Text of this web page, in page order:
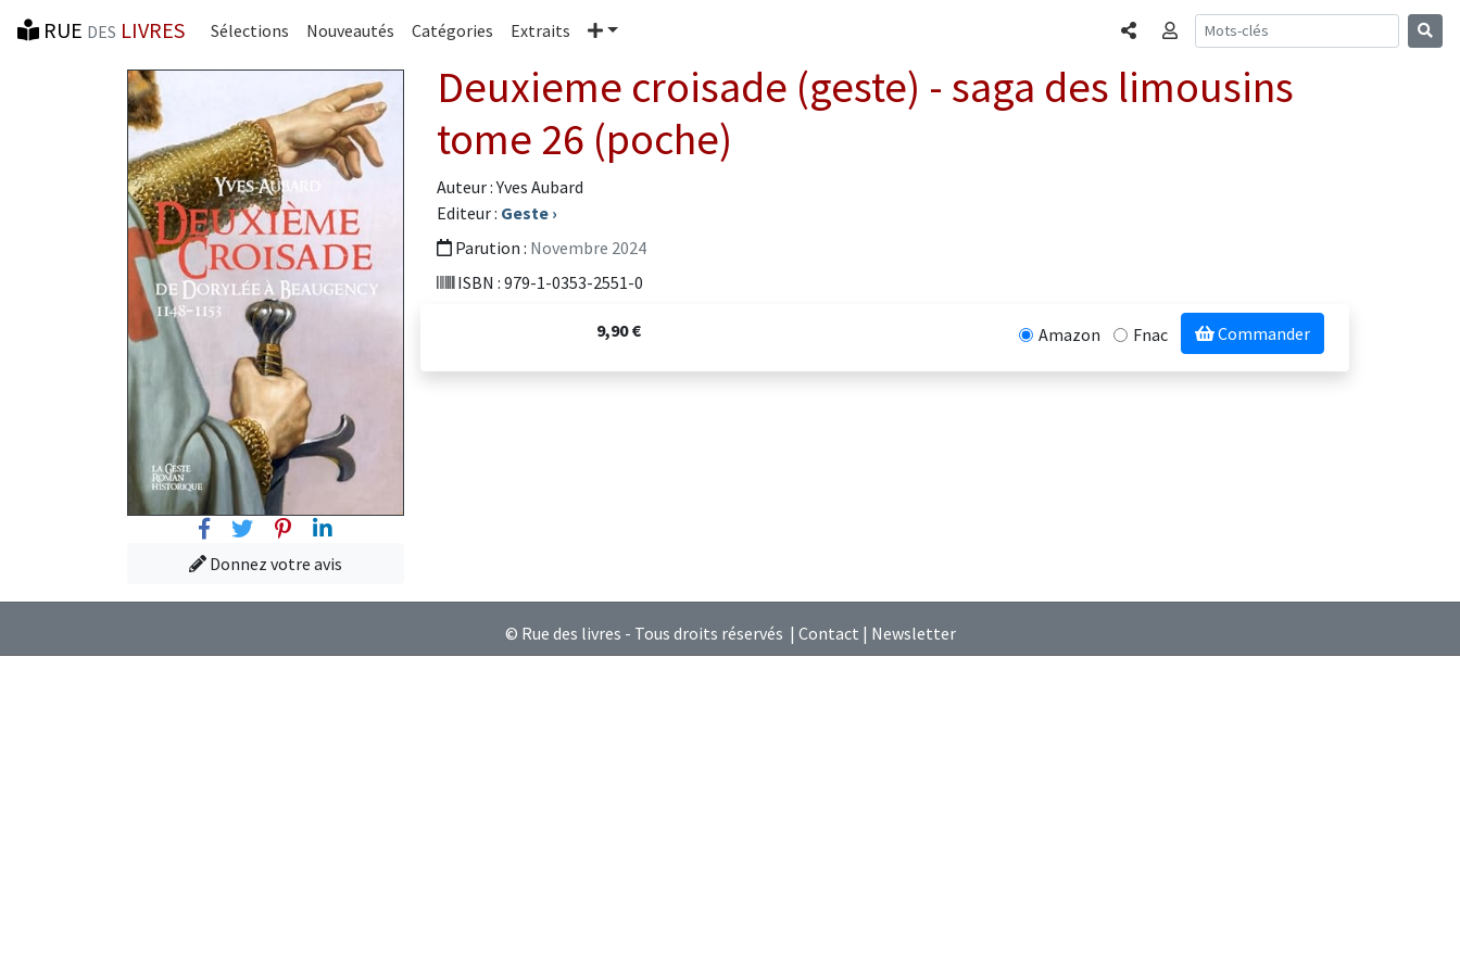
RUE DES LIVRES Sélections Nouveautés Catégories Extraits Plus PartagerConnexion
FacebookTwitterPinterest
Linkedin
Donnez votre avis
Deuxieme croisade (geste) - saga des limousins
tome 26 (poche)
Auteur : Yves Aubard
Editeur : Geste ›
Parution : Novembre 2024
ISBN : 979-1-0353-2551-0
9,90 € Amazon Fnac Commander
© Rue des livres - Tous droits réservés | Contact | Newsletter